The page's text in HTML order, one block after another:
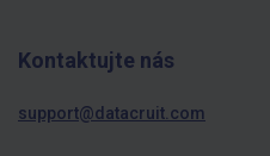
Kontaktujte nás
support@datacruit.com